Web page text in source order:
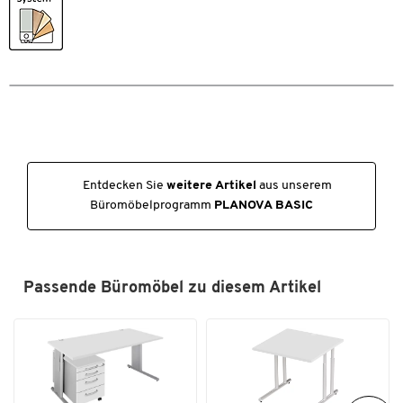
Deshalb erhöhen wir bei 5.000 Artikeln unsere Garantie dauerhaft
von 10 auf 30 Jahre!
Entdecken Sie weitere Artikel aus unserem
Büromöbelprogramm PLANOVA BASIC
Passende Büromöbel zu diesem Artikel